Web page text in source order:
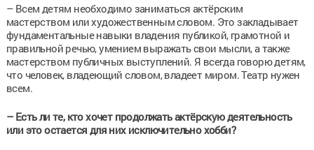
– Всем детям необходимо заниматься актёрским
мастерством или художественным словом. Это закладывает
фундаментальные навыки владения публикой, грамотной и
правильной речью, умением выражать свои мысли, а также
мастерством публичных выступлений. Я всегда говорю детям,
что человек, владеющий словом, владеет миром. Театр нужен
всем.
– Есть ли те, кто хочет продолжать актёрскую деятельность
или это остается для них исключительно хобби?